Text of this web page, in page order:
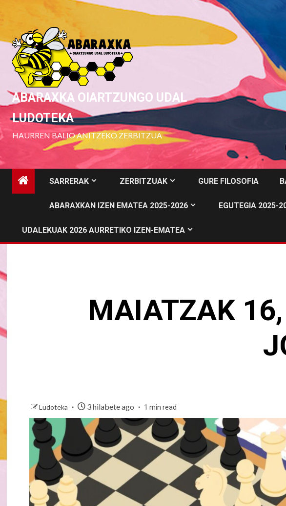
to
content
ABARAXKA OIARTZUNGO UDAL
LUDOTEKA
HAURREN BALIO ANITZEKO ZERBITZUA
SARRERAK ZERBITZUAK GURE FILOSOFIA
ABARAXKAN IZEN EMATEA 2025-2026 EGUTEGIA 2025-
UDALEKUAK 2026 AURRETIKO IZEN-EMATEA
MAIATZAK
Ludoteka 3 hilabete ago 1 min read